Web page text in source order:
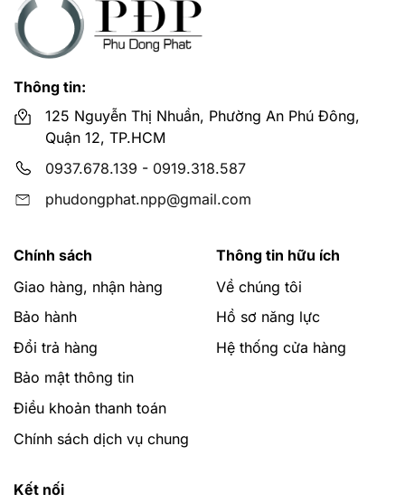
Thông tin:
125 Nguyễn Thị Nhuần, Phường An Phú Đông,
Quận 12, TP.HCM
0937.678.139 - 0919.318.587
phudongphat.npp@gmail.com
Chính sách
Giao hàng, nhận hàng
Bảo hành
Đổi trả hàng
Bảo mật thông tin
Điều khoản thanh toán
Chính sách dịch vụ chung
Thông tin hữu ích
Về chúng tôi
Hồ sơ năng lực
Hệ thống cửa hàng
Kết nối